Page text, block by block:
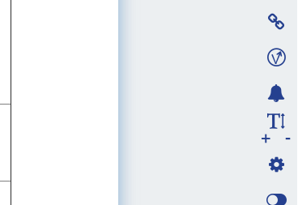
-
+